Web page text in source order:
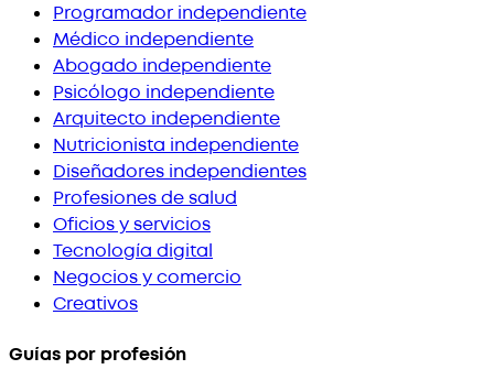
Programador independiente
Médico independiente
Abogado independiente
Psicólogo independiente
Arquitecto independiente
Nutricionista independiente
Diseñadores independientes
Profesiones de salud
Oficios y servicios
Tecnología digital
Negocios y comercio
Creativos
Guías por profesión